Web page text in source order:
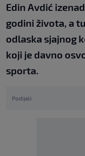
Edin Avdić
godini života, a
odlaska sjajnog
koji je davno
sporta.
Podijeli